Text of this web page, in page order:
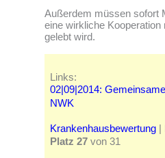
Außerdem müssen sofort
eine wirkliche
gelebt wird.
Links:
02|09|2014:
NWK
Krankenhausbewertung |
Platz 27 von 31